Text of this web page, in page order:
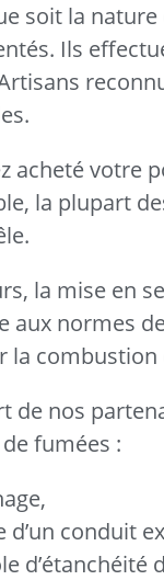
soit la
Ils
acheté votre
la plupart
la mise en
aux normes
la
de nos
fumées :
d’un conduit
d’étanchéité